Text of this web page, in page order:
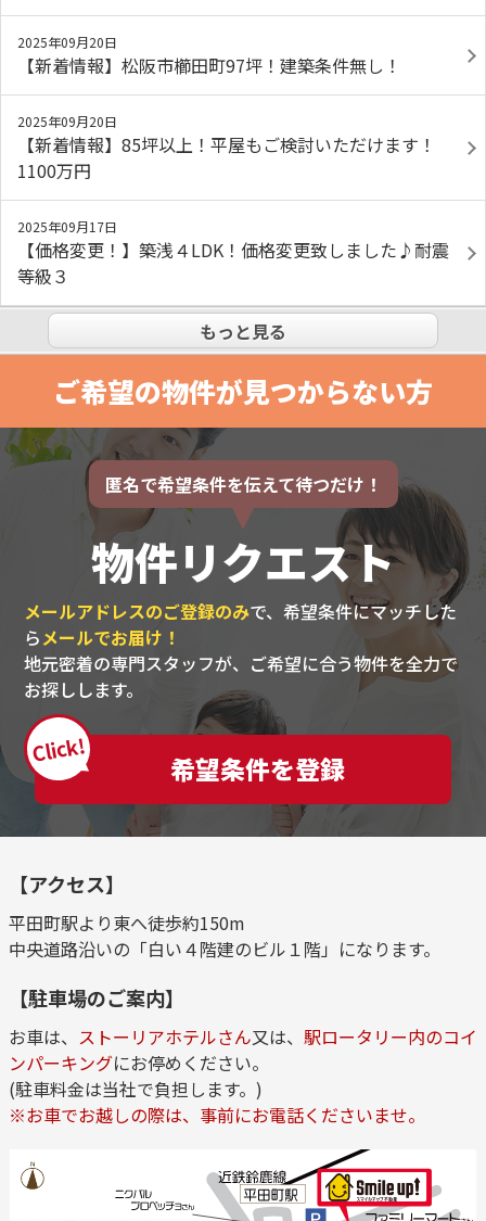
2025年09月20日
【新着情報】松阪市櫛田町97坪！建築条件無し！
2025年09月20日
【新着情報】85坪以上！平屋もご検討いただけます！
1100万円
2025年09月17日
【価格変更！】築浅４LDK！価格変更致しました♪耐震
等級３
もっと見る
ご希望の物件が見つからない方
匿名で希望条件を伝えて待つだけ！
物件リクエスト
メールアドレスのご登録のみで、希望条件にマッチした
らメールでお届け！
地元密着の専門スタッフが、ご希望に合う物件を全力で
お探しします。
Click!
希望条件を登録
【アクセス】
平田町駅より東へ徒歩約150m
中央道路沿いの「白い４階建のビル１階」になります。
【駐車場のご案内】
お車は、 ストーリアホテルさん又は、 駅ロータリー内のコイ
ンパーキングにお停めください。
(駐車料金は当社で負担します。)
※お車でお越しの際は、事前にお電話くださいませ。